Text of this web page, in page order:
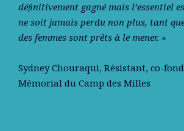
déﬁnitivement gagné mais l’essentiel
ne soit jamais perdu non plus, tant
des femmes sont prêts à le mener. »
Sydney Chouraqui, Résistant, co-
Mémorial du Camp des Milles